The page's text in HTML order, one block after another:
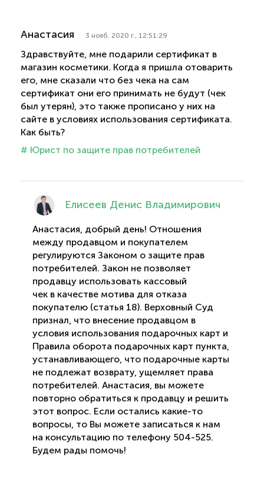
Анастасия 3 нояб. 2020 г., 12:51:29
Здравствуйте, мне подарили сертификат в
магазин косметики. Когда я пришла отоварить
его, мне сказали что без чека на сам
сертификат они его принимать не будут (чек
был утерян), это также прописано у них на
сайте в условиях использования сертификата.
Как быть?
# Юрист по защите прав потребителей
Елисеев Денис Владимирович
Анастасия, добрый день! Отношения
между продавцом и покупателем
регулируются Законом о защите прав
потребителей. Закон не позволяет
продавцу использовать кассовый
чек в качестве мотива для отказа
покупателю (статья 18). Верховный Суд
признал, что внесение продавцом в
условия использования подарочных карт и
Правила оборота подарочных карт пункта,
устанавливающего, что подарочные карты
не подлежат возврату, ущемляет права
потребителей. Анастасия, вы можете
повторно обратиться к продавцу и решить
этот вопрос. Если остались какие-то
вопросы, то Вы можете записаться к нам
на консультацию по телефону 504-525.
Будем рады помочь!